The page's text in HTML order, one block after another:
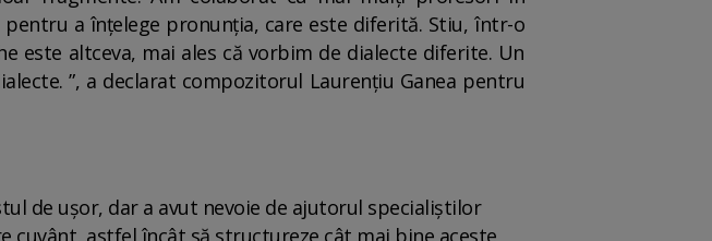
a înțelege pronunția, care este diferită. Stiu, într-o
este altceva, mai ales că vorbim de dialecte diferite. Un
”, a declarat compozitorul Laurențiu Ganea pentru
de ușor, dar a avut nevoie de ajutorul specialiștilor
cuvânt, astfel încât să structureze cât mai bine aceste